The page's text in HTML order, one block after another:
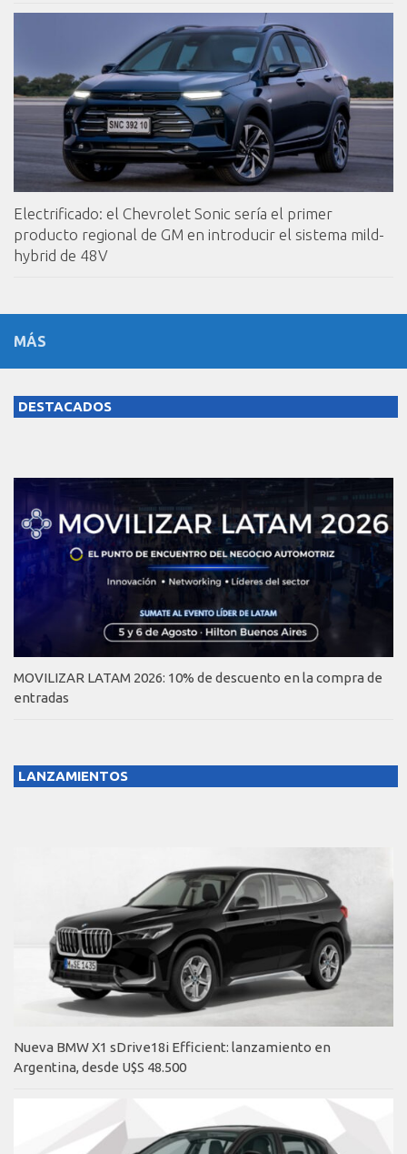
Electrificado: el Chevrolet Sonic sería el primer
producto regional de GM en introducir el sistema mild-
hybrid de 48V
MÁS
DESTACADOS
MOVILIZAR LATAM 2026: 10% de descuento en la compra de
entradas
LANZAMIENTOS
Nueva BMW X1 sDrive18i Efficient: lanzamiento en
Argentina, desde U$S 48.500